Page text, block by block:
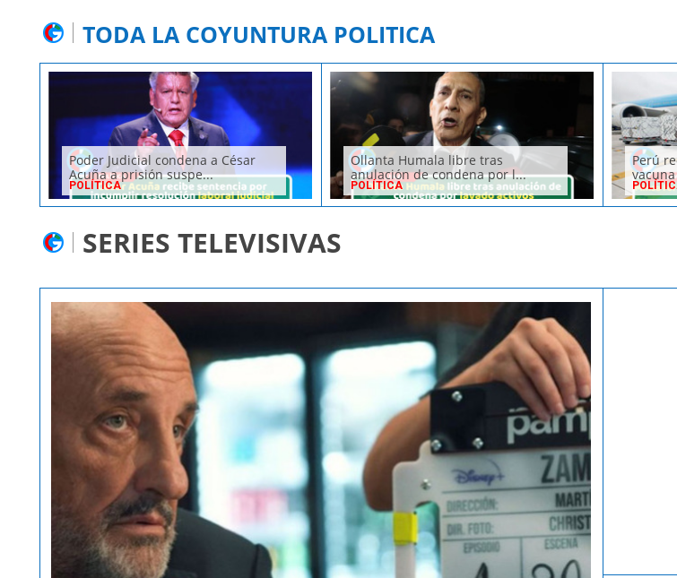
TODA LA COYUNTURA POLITICA
Poder Judicial condena a César
Acuña a prisión suspe...
POLÍTICA
Ollanta Humala libre tras
anulación de condena por l...
POLÍTICA
Perú
SERIES TELEVISIVAS